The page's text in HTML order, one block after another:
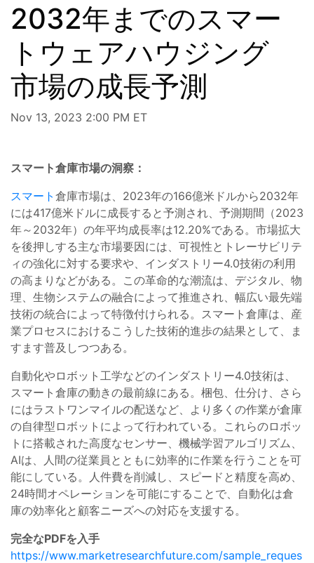
2032年までのスマー
トウェアハウジング
市場の成長予測
Nov 13, 2023 2:00 PM ET
スマート倉庫市場の洞察：
スマート 倉庫市場は、2023年の166億米ドルから2032年
には417億米ドルに成長すると予測され、予測期間（2023
年～2032年）の年平均成長率は12.20%である。市場拡大
を後押しする主な市場要因には、可視性とトレーサビリテ
ィの強化に対する要求や、インダストリー4.0技術の利用
の高まりなどがある。この革命的な潮流は、デジタル、物
理、生物システムの融合によって推進され、幅広い最先端
技術の統合によって特徴付けられる。スマート倉庫は、産
業プロセスにおけるこうした技術的進歩の結果として、ま
すます普及しつつある。
自動化やロボット工学などのインダストリー4.0技術は、
スマート倉庫の動きの最前線にある。梱包、仕分け、さら
にはラストワンマイルの配送など、より多くの作業が倉庫
の自律型ロボットによって行われている。これらのロボッ
トに搭載された高度なセンサー、機械学習アルゴリズム、
AIは、人間の従業員とともに効率的に作業を行うことを可
能にしている。人件費を削減し、スピードと精度を高め、
24時間オペレーションを可能にすることで、自動化は倉
庫の効率化と顧客ニーズへの対応を支援する。
完全なPDFを入手
https://www.marketresearchfuture.com/sample_reques